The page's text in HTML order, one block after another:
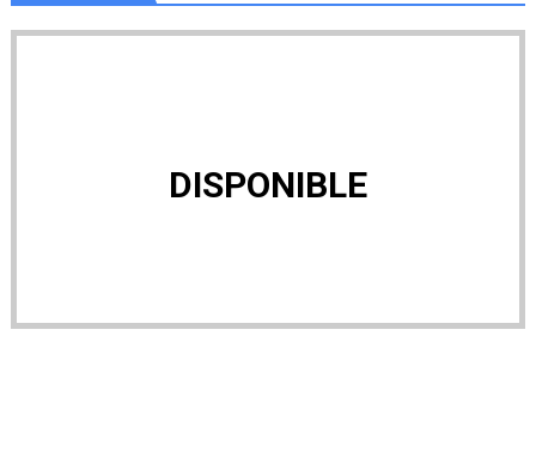
DISPONIBLE